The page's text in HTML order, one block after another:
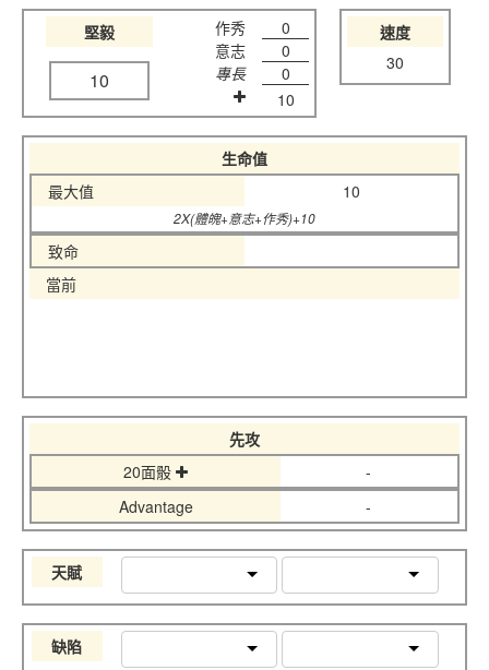
堅毅
10
作秀
0
意志
0
專長
0
10
速度
30
生命值
最大值
10
2X(體魄+意志+作秀)+10
致命
當前
先攻
20面骰
-
Advantage
-
天賦
缺陷